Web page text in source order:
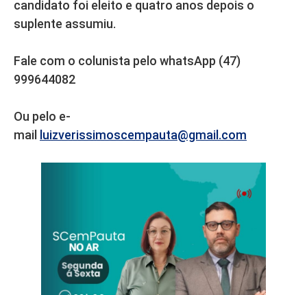
candidato foi eleito e quatro anos depois o
suplente assumiu.
Fale com o colunista pelo whatsApp (47)
999644082
Ou pelo e-
mail
luizverissimoscempauta@gmail.com